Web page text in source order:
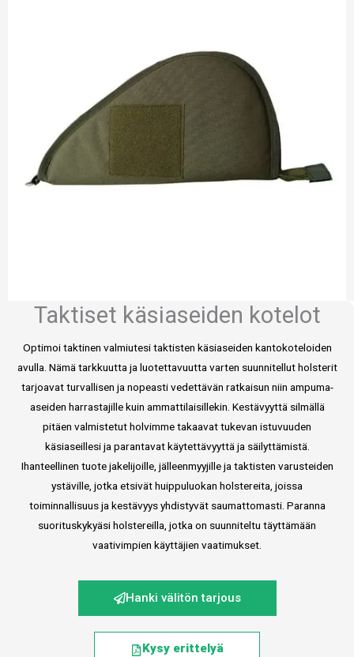
Taktiset käsiaseiden kotelot
Optimoi taktinen valmiutesi taktisten käsiaseiden kantokoteloiden
avulla. Nämä tarkkuutta ja luotettavuutta varten suunnitellut holsterit
tarjoavat turvallisen ja nopeasti vedettävän ratkaisun niin ampuma-
aseiden harrastajille kuin ammattilaisillekin. Kestävyyttä silmällä
pitäen valmistetut holvimme takaavat tukevan istuvuuden
käsiaseillesi ja parantavat käytettävyyttä ja säilyttämistä.
Ihanteellinen tuote jakelijoille, jälleenmyyjille ja taktisten varusteiden
ystäville, jotka etsivät huippuluokan holstereita, joissa
toiminnallisuus ja kestävyys yhdistyvät saumattomasti. Paranna
suorituskykyäsi holstereilla, jotka on suunniteltu täyttämään
vaativimpien käyttäjien vaatimukset.
Hanki välitön tarjous
Kysy erittelyä